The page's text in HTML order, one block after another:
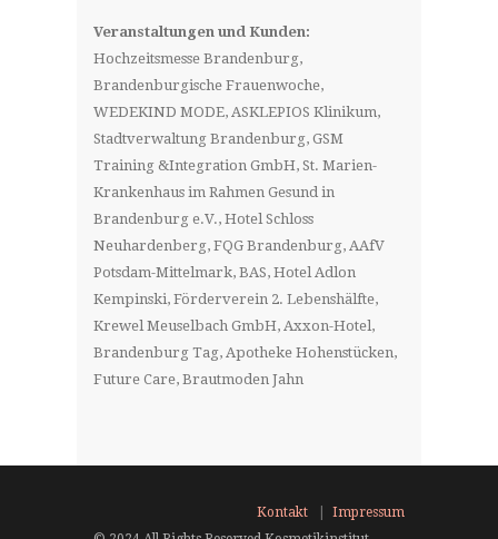
Veranstaltungen und Kunden:
Hochzeitsmesse Brandenburg,
Brandenburgische Frauenwoche,
WEDEKIND MODE, ASKLEPIOS Klinikum,
Stadtverwaltung Brandenburg, GSM
Training &Integration GmbH, St. Marien-
Krankenhaus im Rahmen Gesund in
Brandenburg e.V., Hotel Schloss
Neuhardenberg, FQG Brandenburg, AAfV
Potsdam-Mittelmark, BAS, Hotel Adlon
Kempinski, Förderverein 2. Lebenshälfte,
Krewel Meuselbach GmbH, Axxon-Hotel,
Brandenburg Tag, Apotheke Hohenstücken,
Future Care, Brautmoden Jahn
Kontakt
Impressum